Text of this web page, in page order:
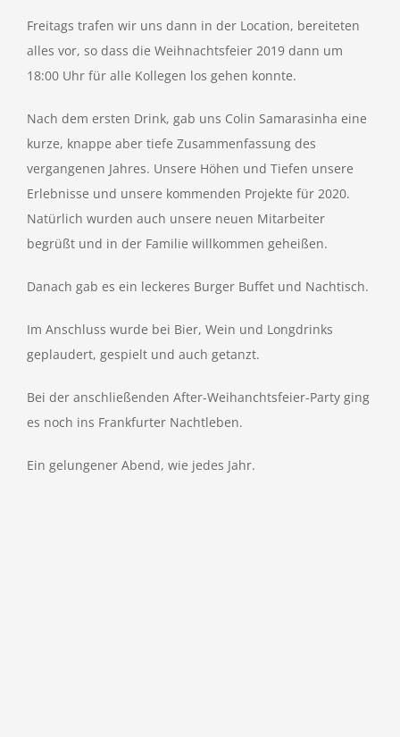
Freitags trafen wir uns dann in der Location, bereiteten
alles vor, so dass die Weihnachtsfeier 2019 dann um
18:00 Uhr für alle Kollegen los gehen konnte.
Nach dem ersten Drink, gab uns Colin Samarasinha eine
kurze, knappe aber tiefe Zusammenfassung des
vergangenen Jahres. Unsere Höhen und Tiefen unsere
Erlebnisse und unsere kommenden Projekte für 2020.
Natürlich wurden auch unsere neuen Mitarbeiter
begrüßt und in der Familie willkommen geheißen.
Danach gab es ein leckeres Burger Buffet und Nachtisch.
Im Anschluss wurde bei Bier, Wein und Longdrinks
geplaudert, gespielt und auch getanzt.
Bei der anschließenden After-Weihanchtsfeier-Party ging
es noch ins Frankfurter Nachtleben.
Ein gelungener Abend, wie jedes Jahr.